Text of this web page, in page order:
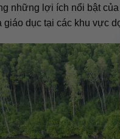
những lợi ích nổi bật
giáo dục tại các khu vực